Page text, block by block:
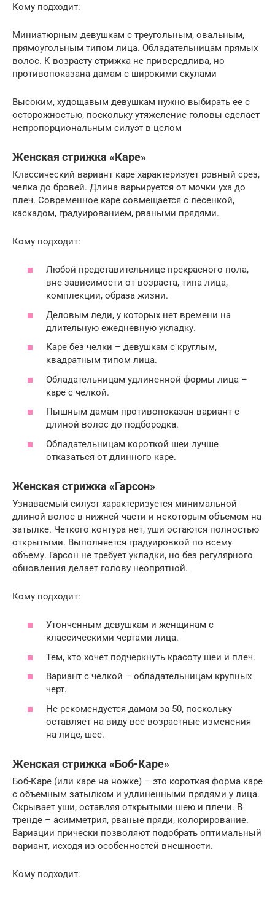
Кому подходит:
Миниатюрным девушкам с треугольным, овальным,
прямоугольным типом лица. Обладательницам прямых
волос. К возрасту стрижка не привередлива, но
противопоказана дамам с широкими скулами
Высоким, худощавым девушкам нужно выбирать ее с
осторожностью, поскольку утяжеление головы сделает
непропорциональным силуэт в целом
Женская стрижка «Каре»
Классический вариант каре характеризует ровный срез,
челка до бровей. Длина варьируется от мочки уха до
плеч. Современное каре совмещается с лесенкой,
каскадом, градуированием, рваными прядями.
Кому подходит:
Любой представительнице прекрасного пола,
вне зависимости от возраста, типа лица,
комплекции, образа жизни.
Деловым леди, у которых нет времени на
длительную ежедневную укладку.
Каре без челки – девушкам с круглым,
квадратным типом лица.
Обладательницам удлиненной формы лица –
каре с челкой.
Пышным дамам противопоказан вариант с
длиной волос до подбородка.
Обладательницам короткой шеи лучше
отказаться от длинного каре.
Женская стрижка «Гарсон»
Узнаваемый силуэт характеризуется минимальной
длиной волос в нижней части и некоторым объемом на
затылке. Четкого контура нет, уши остаются полностью
открытыми. Выполняется градуировкой по всему
объему. Гарсон не требует укладки, но без регулярного
обновления делает голову неопрятной.
Кому подходит:
Утонченным девушкам и женщинам с
классическими чертами лица.
Тем, кто хочет подчеркнуть красоту шеи и плеч.
Вариант с челкой – обладательницам крупных
черт.
Не рекомендуется дамам за 50, поскольку
оставляет на виду все возрастные изменения
на лице, шее.
Женская стрижка «Боб-Каре»
Боб-Каре (или каре на ножке) – это короткая форма каре
с объемным затылком и удлиненными прядями у лица.
Скрывает уши, оставляя открытыми шею и плечи. В
тренде – асимметрия, рваные пряди, колорирование.
Вариации прически позволяют подобрать оптимальный
вариант, исходя из особенностей внешности.
Кому подходит: